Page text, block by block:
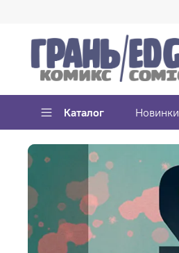
Каталог Новинки